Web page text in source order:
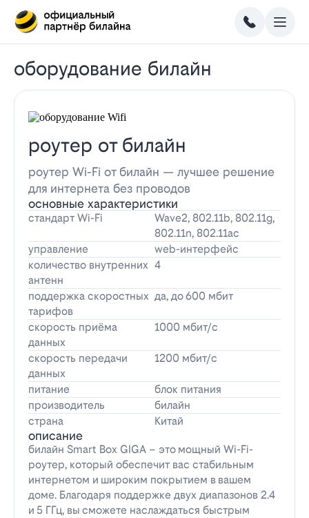
оборудование билайн
роутер от билайн
роутер Wi-Fi от билайн — лучшее решение
для интернета без проводов
основные характеристики
стандарт Wi-Fi
Wave2, 802.11b, 802.11g,
802.11n, 802.11ac
управление
web-интерфейс
количество внутренних
антенн
4
поддержка скоростных
тарифов
да, до 600 мбит
скорость приёма
данных
1000 мбит/с
скорость передачи
данных
1200 мбит/с
питание
блок питания
производитель
билайн
страна
Китай
описание
билайн Smart Box GIGA – это мощный Wi-Fi-
роутер, который обеспечит вас стабильным
интернетом и широким покрытием в вашем
доме. Благодаря поддержке двух диапазонов 2.4
и 5 ГГц, вы сможете наслаждаться быстрым